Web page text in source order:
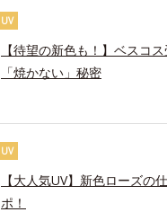
UV
【待望の新色も！】ベスコ
「焼かない」秘密
UV
【大人気UV】新色ローズの
ポ！